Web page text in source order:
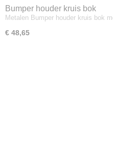
Bumper houder kruis bok
Metalen Bumper houder kruis bok
€ 48,65